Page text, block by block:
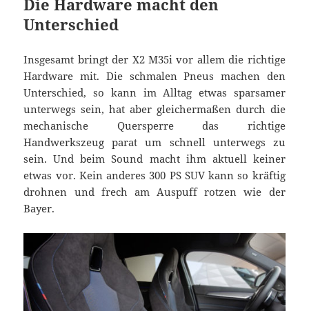
Die Hardware macht den
Unterschied
Insgesamt bringt der X2 M35i vor allem die richtige
Hardware mit. Die schmalen Pneus machen den
Unterschied, so kann im Alltag etwas sparsamer
unterwegs sein, hat aber gleichermaßen durch die
mechanische Quersperre das richtige
Handwerkszeug parat um schnell unterwegs zu
sein. Und beim Sound macht ihm aktuell keiner
etwas vor. Kein anderes 300 PS SUV kann so kräftig
drohnen und frech am Auspuff rotzen wie der
Bayer.